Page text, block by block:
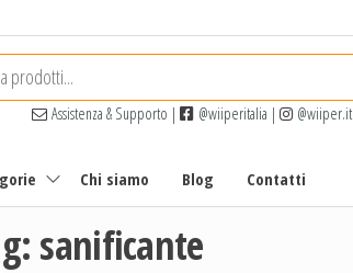
Assistenza & Supporto | @wiiperitalia | @wiiper.it
Chi siamo Blog Contatti
sanificante